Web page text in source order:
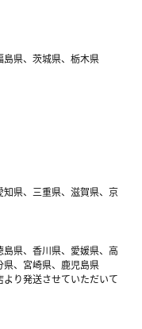
県、茨城県、栃木県
県、三重県、滋賀県、京
県、香川県、愛媛県、高
、宮崎県、鹿児島県
り発送させていただいて